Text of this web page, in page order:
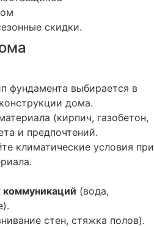
скидки.
фундамента выбирается в
дома.
(кирпич, газобетон,
и предпочтений.
климатические условия при
(вода,
стен, стяжка полов).